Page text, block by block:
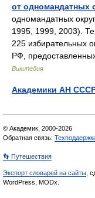
от одномандатных
одномандатных
1995, 1999, 2003).
225 избирательных
РФ,
Википедия
Академики АН
© Академик, 2000-2026
Обратная связь:
👣 Путешествия
Экспорт словарей на сайты ,
WordPress, MODx.